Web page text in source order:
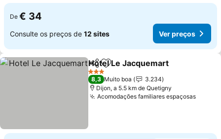
De € 34
Consulte os preços de 12 sites Ver preços
PartilharAdicionar aos favoritos
Hotel Le Jacquemart
3 Estrelas
8,3 Muito boa
3.234
Dijon, a 5.5 km de Quetigny
Acomodações familiares espaçosas